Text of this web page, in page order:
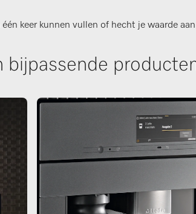
keer kunnen vullen of hecht je waarde
bijpassende